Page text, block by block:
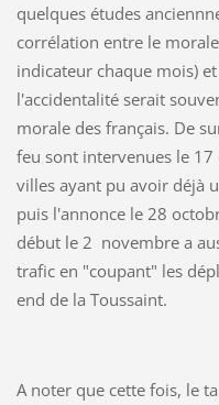
quelques études
corrélation entre le
indicateur chaque mois)
l'accidentalité serait
morale des français. De
feu sont intervenues le
villes ayant pu avoir déjà
puis l'annonce le 28
début le 2 novembre a
trafic en "coupant" les
end de la Toussaint.
A noter que cette fois, le